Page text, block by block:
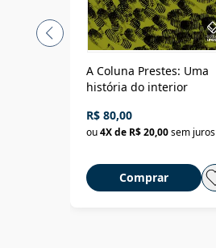
A Coluna Prestes: Uma
história do interior
R$ 80,00
ou4X de R$ 20,00sem juros
Comprar